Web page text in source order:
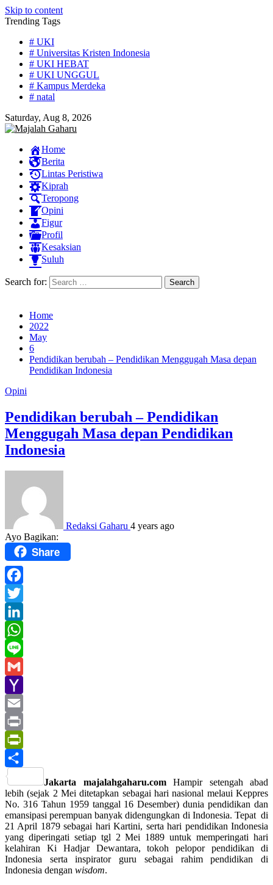
Skip to content
Trending Tags
# UKI
# Universitas Kristen Indonesia
# UKI HEBAT
# UKI UNGGUL
# Kampus Merdeka
# natal
Saturday, Aug 8, 2026
Home
Berita
Lintas Peristiwa
Kiprah
Teropong
Opini
Figur
Profil
Kesaksian
Suluh
Search for:
Home
2022
May
6
Pendidikan berubah – Pendidikan Menggugah Masa depan
Pendidikan Indonesia
Opini
Pendidikan berubah – Pendidikan
Menggugah Masa depan Pendidikan
Indonesia
Redaksi Gaharu 4 years ago
Ayo Bagikan:
Share
Facebook
Twitter
LinkedIn
WhatsApp
Line
Gmail
Yahoo
Mail
Email
Print
PrintFriendly
Jakarta majalahgaharu.comHampir setengah abad
lebih (sejak 2 Mei ditetapkan sebagai hari nasional melaui Keppres
No. 316 Tahun 1959 tanggal 16 Desember) dunia pendidikan dan
emansipasi perempuan banyak didengungkan di Indonesia. Tepat di
21 April 1879 sebagai hari Kartini, serta hari pendidikan Indonesia
yang diperingati setiap tgl 2 Mei 1889 untuk memperingati hari
kelahiran Ki Hadjar Dewantara, tokoh pelopor pendidikan di
Indonesia serta inspirator guru sebagai rahim pendidikan di
Indonesia dengan wisdom.